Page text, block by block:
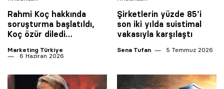
Rahmi Koç hakkında
soruşturma başlatıldı,
Koç özür diledi…
Marketing Türkiye
6 Haziran 2026
Şirketlerin yüzde 85’i
son iki yılda suistimal
vakasıyla karşılaştı
Sena Tufan 5 Temmuz 2026